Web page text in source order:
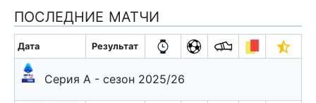
ПОСЛЕДНИЕ МАТЧИ
Дата Результат
Серия А - сезон 2025/26